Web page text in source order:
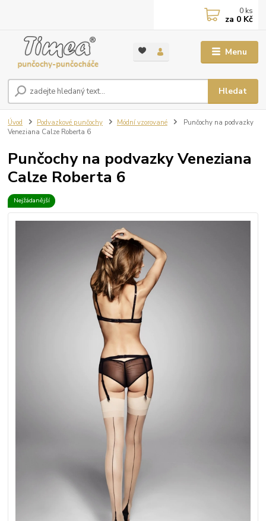
Menu
Hledat
0 ks
za 0 Kč
Úvod Podvazkové punčochy Módní vzorované
Punčochy na podvazky
Veneziana Calze Roberta 6
Punčochy na podvazky Veneziana
Calze Roberta 6
Nejžádanější